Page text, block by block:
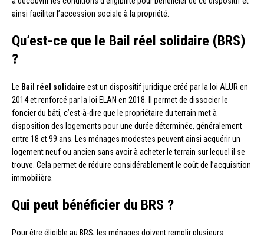
ainsi faciliter l’accession sociale à la propriété.
Qu’est-ce que le Bail réel solidaire (BRS)
?
Le Bail réel solidaire est un dispositif juridique créé par la loi ALUR en
2014 et renforcé par la loi ELAN en 2018. Il permet de dissocier le
foncier du bâti, c’est-à-dire que le propriétaire du terrain met à
disposition des logements pour une durée déterminée, généralement
entre 18 et 99 ans. Les ménages modestes peuvent ainsi acquérir un
logement neuf ou ancien sans avoir à acheter le terrain sur lequel il se
trouve. Cela permet de réduire considérablement le coût de l’acquisition
immobilière.
Qui peut bénéficier du BRS ?
Pour être éligible au BRS, les ménages doivent remplir plusieurs